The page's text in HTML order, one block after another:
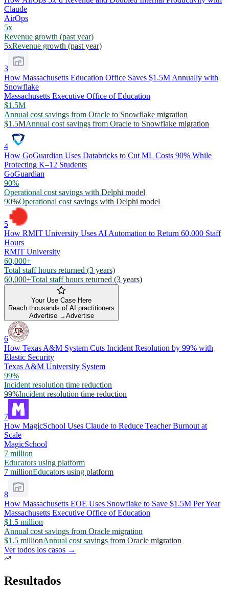
Claude
AirOps
5x
Revenue growth (past year)
5xRevenue growth (past year)
3
How Massachusetts Education Office Saves $1.5M Annually with
Snowflake
Massachusetts Executive Office of Education
$1.5M
Annual cost savings from Oracle to Snowflake migration
$1.5MAnnual cost savings from Oracle to Snowflake migration
4
How GoGuardian Uses Databricks to Cut ML Costs 90% While
Protecting K–12 Students
GoGuardian
90%
Operational cost savings with Delphi model
90%Operational cost savings with Delphi model
5
How RMIT University Uses AI Automation to Return 60,000 Staff
Hours
RMIT University
60,000+
Total staff hours returned (3 years)
60,000+Total staff hours returned (3 years)
Your Use Case Here
Reach thousands of AI practitioners
Advertise →Advertise
6
How Texas A&M System Cuts Incident Resolution by 99% with
Elastic Security
Texas A&M University System
99%
Incident resolution time reduction
99%Incident resolution time reduction
7
How MagicSchool Uses Claude to Reduce Teacher Burnout at
Scale
MagicSchool
7 million
Educators using platform
7 millionEducators using platform
8
How Massachusetts EOE Uses Snowflake to Save $1.5M Per Year
Massachusetts Executive Office of Education
$1.5 million
Annual cost savings from Oracle migration
$1.5 millionAnnual cost savings from Oracle migration
Ver todos los casos →
Resultados